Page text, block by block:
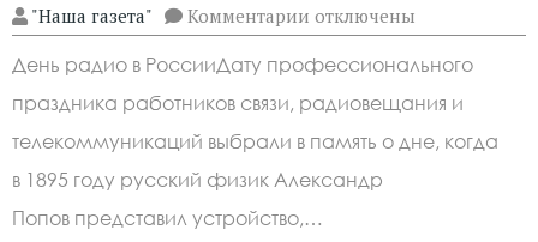
"Наша газета" Комментарии к
записи
7 мая
—
что
отмечают
в этот
день
в России
мире
отключены
День радио в РоссииДату профессионального
праздника работников связи, радиовещания и
телекоммуникаций выбрали в память о дне, когда
в 1895 году русский физик Александр
Попов представил устройство,…